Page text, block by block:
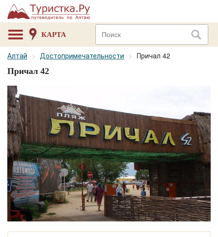
КАРТА
Алтай Достопримечательности
Причал 42
Причал 42